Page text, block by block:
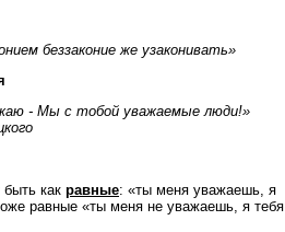
беззаконие же узаконивать»
- Мы с тобой уважаемые люди!»
как равные: «ты меня уважаешь, я
равные «ты меня не уважаешь, я тебя